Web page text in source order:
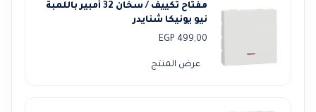
مفتاح تكييف / سخان 32 أمبير باللمبة
نيو يونيكا شنايدر
499,00
EGP
عرض المنتج